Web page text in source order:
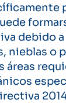
debido
nieblas o
áreas